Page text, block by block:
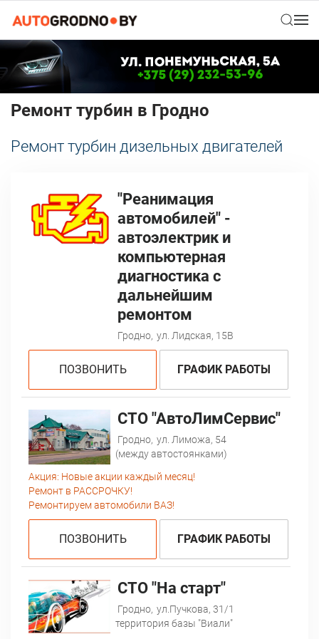
Ремонт турбин в Гродно
Ремонт турбин дизельных двигателей
"Реанимация
автомобилей" -
автоэлектрик и
компьютерная
диагностика с
дальнейшим
ремонтом
Гродно, ул. Лидская, 15В
ПОЗВОНИТЬ ГРАФИК РАБОТЫ
СТО "АвтоЛимСервис"
Гродно, ул. Лиможа, 54
(между автостоянками)
Акция: Новые акции каждый месяц!
Ремонт в РАССРОЧКУ!
Ремонтируем автомобили ВАЗ!
ПОЗВОНИТЬ ГРАФИК РАБОТЫ
СТО "На старт"
Гродно, ул.Пучкова, 31/1
территория базы "Виали"